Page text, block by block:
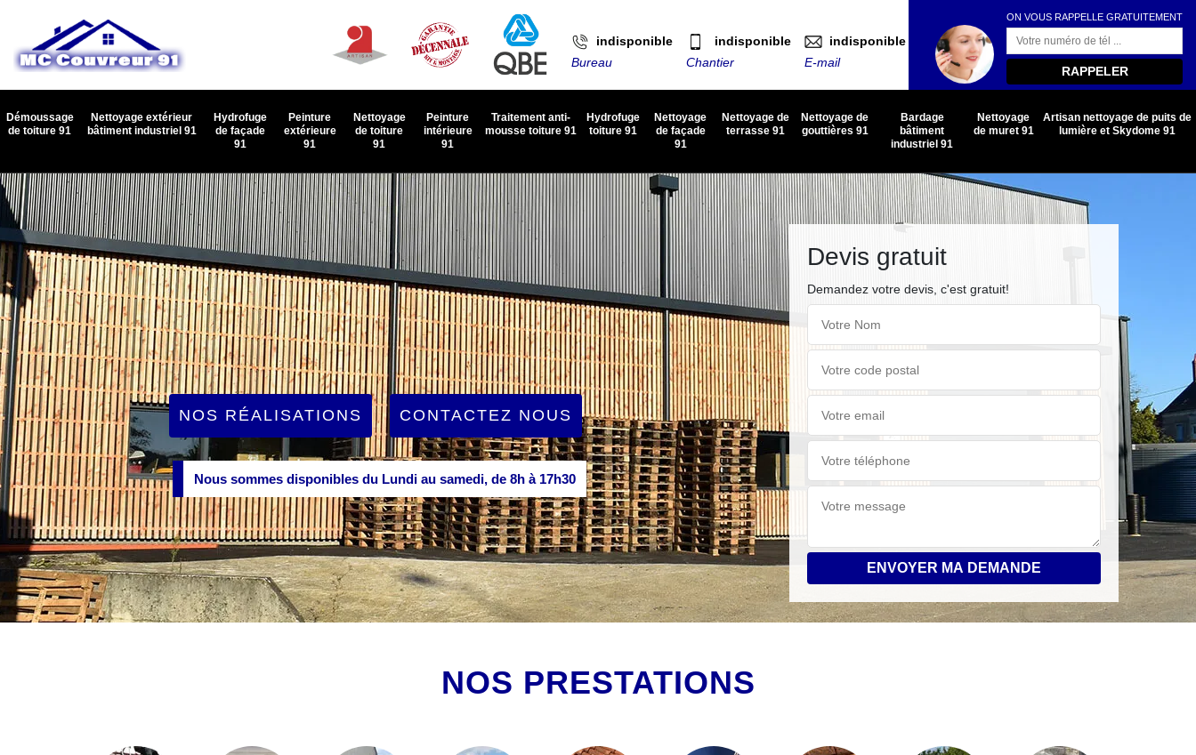
indisponible
Bureau
indisponible
Chantier
indisponible
E-mail
ON VOUS RAPPELLE GRATUITEMENT
Démoussage
de toiture 91
Nettoyage extérieur
bâtiment industriel 91
Hydrofuge
de façade
91
Peinture
extérieure
91
Nettoyage
de toiture
91
Peinture
intérieure
91
Traitement anti-
mousse toiture 91
Hydrofuge
toiture 91
Nettoyage
de façade
91
Nettoyage de
terrasse 91
Nettoyage de
gouttières 91
Bardage
bâtiment
industriel 91
Nettoyage
de muret 91
Artisan nettoyage de puits de
lumière et Skydome 91
NOS RÉALISATIONS CONTACTEZ NOUS
Nous sommes disponibles du Lundi au samedi, de 8h à 17h30
Devis gratuit
Demandez votre devis, c'est gratuit!
NOS PRESTATIONS